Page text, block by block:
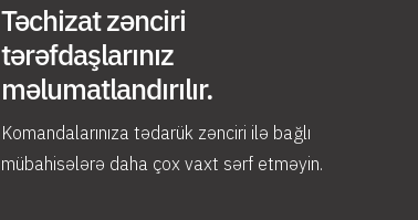
Təchizat zənciri
tərəfdaşlarınız
məlumatlandırılır.
Komandalarınıza tədarük zənciri ilə bağlı
mübahisələrə daha çox vaxt sərf etməyin.